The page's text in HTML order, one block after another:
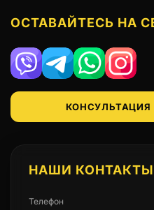
ОСТАВАЙТЕСЬ НА
Viber TelegramWhatsApp
КОНСУЛЬТАЦИЯ
НАШИ КОНТАКТЫ
Телефон